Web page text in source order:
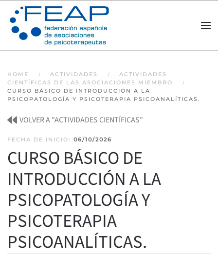
Skip to main content
HOME ACTIVIDADES
ACTIVIDADES
CIENTÍFICAS DE LAS ASOCIACIONES MIEMBRO
CURSO BÁSICO DE INTRODUCCIÓN A LA
PSICOPATOLOGÍA Y PSICOTERAPIA PSICOANALÍTICAS.
VOLVER A "ACTIVIDADES CIENTÍFICAS"
FECHA DE INICIO: 06/10/2026
CURSO BÁSICO DE
INTRODUCCIÓN A LA
PSICOPATOLOGÍA Y
PSICOTERAPIA
PSICOANALÍTICAS.